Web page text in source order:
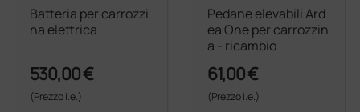
Batteria per carrozzi
na elettrica
530,00 €
(Prezzo i.e.)
Pedane elevabili Ard
ea One per carrozzin
a - ricambio
61,00 €
(Prezzo i.e.)